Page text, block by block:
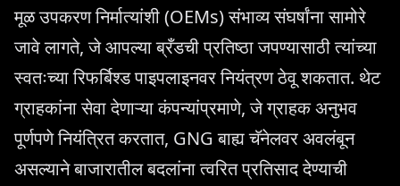
मूळ उपकरण निर्मात्यांशी (OEMs) संभाव्य संघर्षांना सामोरे
जावे लागते, जे आपल्या ब्रँडची प्रतिष्ठा जपण्यासाठी त्यांच्या
स्वतःच्या रिफर्बिश्ड पाइपलाइनवर नियंत्रण ठेवू शकतात. थेट
ग्राहकांना सेवा देणाऱ्या कंपन्यांप्रमाणे, जे ग्राहक अनुभव
पूर्णपणे नियंत्रित करतात, GNG बाह्य चॅनेलवर अवलंबून
असल्याने बाजारातील बदलांना त्वरित प्रतिसाद देण्याची